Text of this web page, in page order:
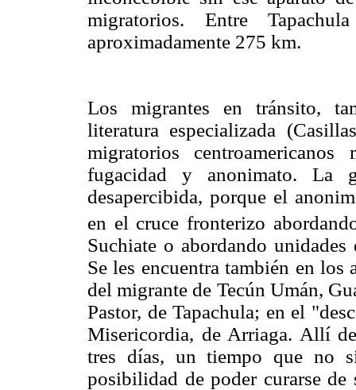
migratorios. Entre
aproximadamente 275 km.
Los migrantes en tránsito,
literatura especializada
migratorios
fugacidad y anonimato. La
desapercibida, porque el
en el cruce fronterizo
Suchiate o abordando
Se les encuentra también en los
del migrante de Tecún Umán,
Pastor, de Tapachula; en el
Misericordia, de Arriaga. Allí
tres días, un tiempo que no
posibilidad de poder curarse de